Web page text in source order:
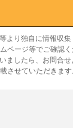
より独自に情報収集
ページ等でご確認く
ましたら、お問合せ
させていただきます